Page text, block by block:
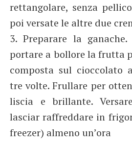
rettangolare, senza
poi versate le altre due
3. Preparare la
portare a bollore la frutta
composta sul
tre volte. Frullare per
liscia e brillante.
lasciar raffreddare in
freezer) almeno un’ora